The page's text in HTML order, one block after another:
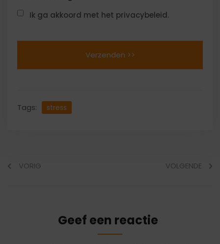
Ik ga akkoord met het privacybeleid.
Tags: stress
VORIG VOLGENDE
Geef een reactie